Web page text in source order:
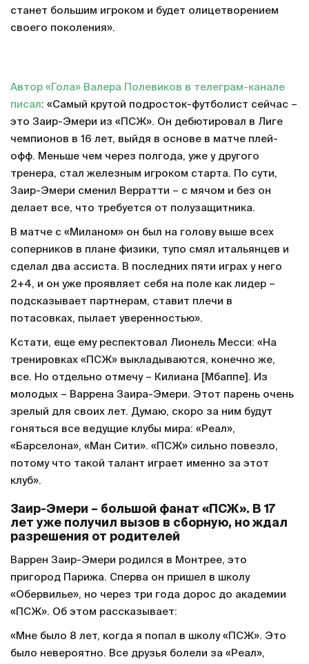
станет большим игроком и будет олицетворением
своего поколения».
Автор «Гола» Валера Полевиков в телеграм-канале
писал: «Самый крутой подросток-футболист сейчас –
это Заир-Эмери из «ПСЖ». Он дебютировал в Лиге
чемпионов в 16 лет, выйдя в основе в матче плей-
офф. Меньше чем через полгода, уже у другого
тренера, стал железным игроком старта. По сути,
Заир-Эмери сменил Верратти – с мячом и без он
делает все, что требуется от полузащитника.
В матче с «Миланом» он был на голову выше всех
соперников в плане физики, тупо смял итальянцев и
сделал два ассиста. В последних пяти играх у него
2+4, и он уже проявляет себя на поле как лидер –
подсказывает партнерам, ставит плечи в
потасовках, пылает уверенностью».
Кстати, еще ему респектовал Лионель Месси: «На
тренировках «ПСЖ» выкладываются, конечно же,
все. Но отдельно отмечу – Килиана [Мбаппе]. Из
молодых – Варрена Заира-Эмери. Этот парень очень
зрелый для своих лет. Думаю, скоро за ним будут
гоняться все ведущие клубы мира: «Реал»,
«Барселона», «Ман Сити». «ПСЖ» сильно повезло,
потому что такой талант играет именно за этот
клуб».
Заир-Эмери – большой фанат «ПСЖ». В 17
лет уже получил вызов в сборную, но ждал
разрешения от родителей
Варрен Заир-Эмери родился в Монтрее, это
пригород Парижа. Сперва он пришел в школу
«Обервилье», но через три года дорос до академии
«ПСЖ». Об этом рассказывает:
«Мне было 8 лет, когда я попал в школу «ПСЖ». Это
было невероятно. Все друзья болели за «Реал»,